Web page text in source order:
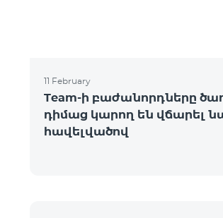
11 February
Team-ի բաժանորդները
դիմաց կարող են վճարել
հավելվածով